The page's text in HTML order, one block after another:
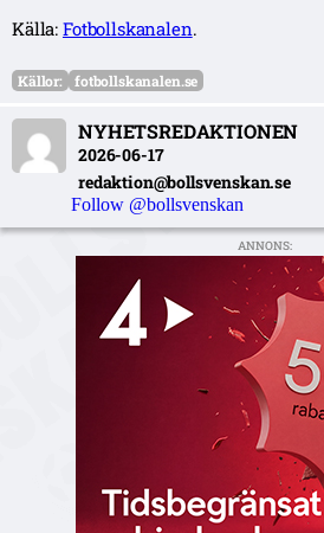
Källa: Fotbollskanalen.
Källor: fotbollskanalen.se
NYHETSREDAKTIONEN
2026-06-17
redaktion@bollsvenskan.se
Follow @bollsvenskan
ANNONS: